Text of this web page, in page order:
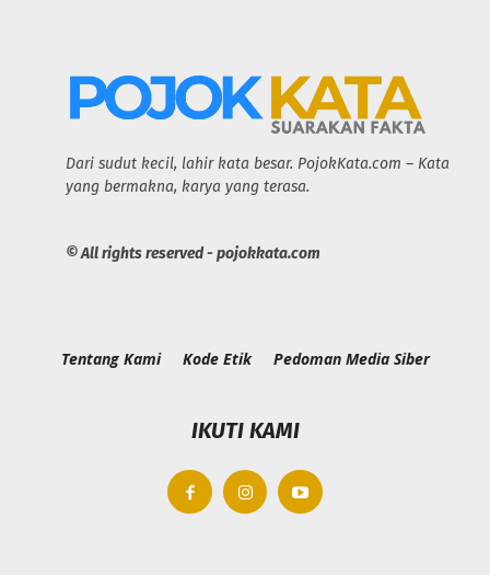
Dari sudut kecil, lahir kata besar. PojokKata.com – Kata
yang bermakna, karya yang terasa.
© All rights reserved - pojokkata.com
Tentang Kami Kode Etik Pedoman Media Siber
IKUTI KAMI